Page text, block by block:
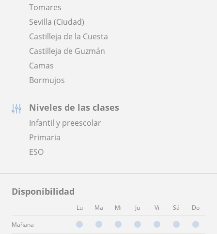
Tomares
Sevilla (Ciudad)
Castilleja de la Cuesta
Castilleja de Guzmán
Camas
Bormujos
Niveles de las clases
Infantil y preescolar
Primaria
ESO
Disponibilidad
Lu Ma Mi Ju Vi Sá Do
Mañana